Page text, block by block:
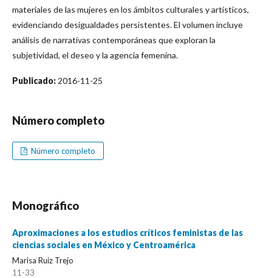
materiales de las mujeres en los ámbitos culturales y artísticos,
evidenciando desigualdades persistentes. El volumen incluye
análisis de narrativas contemporáneas que exploran la
subjetividad, el deseo y la agencia femenina.
Publicado: 2016-11-25
Número completo
Número completo
Monográfico
Aproximaciones a los estudios críticos feministas de las
ciencias sociales en México y Centroamérica
Marisa Ruiz Trejo
11-33